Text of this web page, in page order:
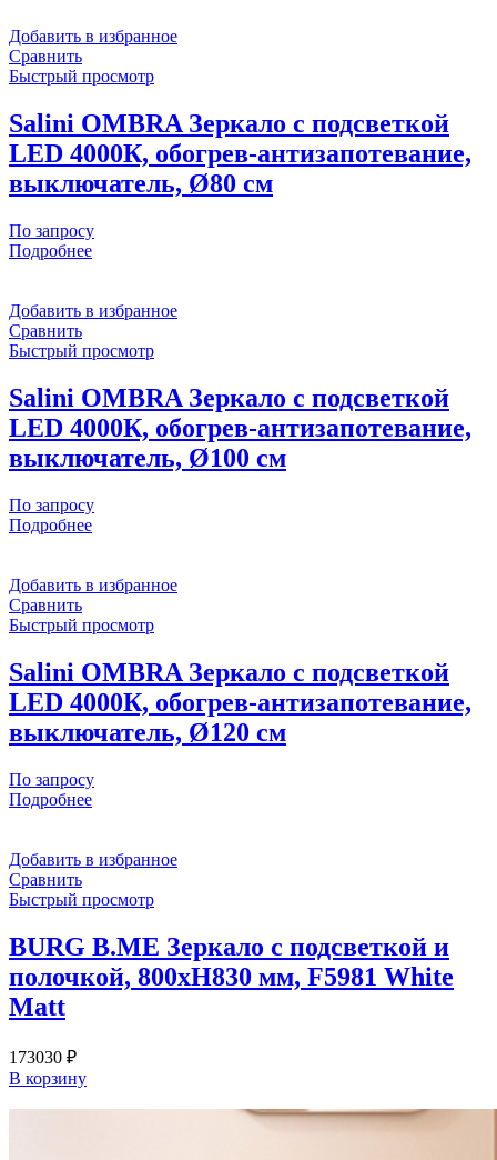
Добавить в избранное
Сравнить
Быстрый просмотр
Salini OMBRA Зеркало с подсветкой
LED 4000К, обогрев-антизапотевание,
выключатель, Ø80 см
По запросу
Подробнее
Добавить в избранное
Сравнить
Быстрый просмотр
Salini OMBRA Зеркало с подсветкой
LED 4000К, обогрев-антизапотевание,
выключатель, Ø100 см
По запросу
Подробнее
Добавить в избранное
Сравнить
Быстрый просмотр
Salini OMBRA Зеркало с подсветкой
LED 4000К, обогрев-антизапотевание,
выключатель, Ø120 см
По запросу
Подробнее
Добавить в избранное
Сравнить
Быстрый просмотр
BURG B.ME Зеркало с подсветкой и
полочкой, 800хН830 мм, F5981 White
Matt
173030 ₽
В корзину